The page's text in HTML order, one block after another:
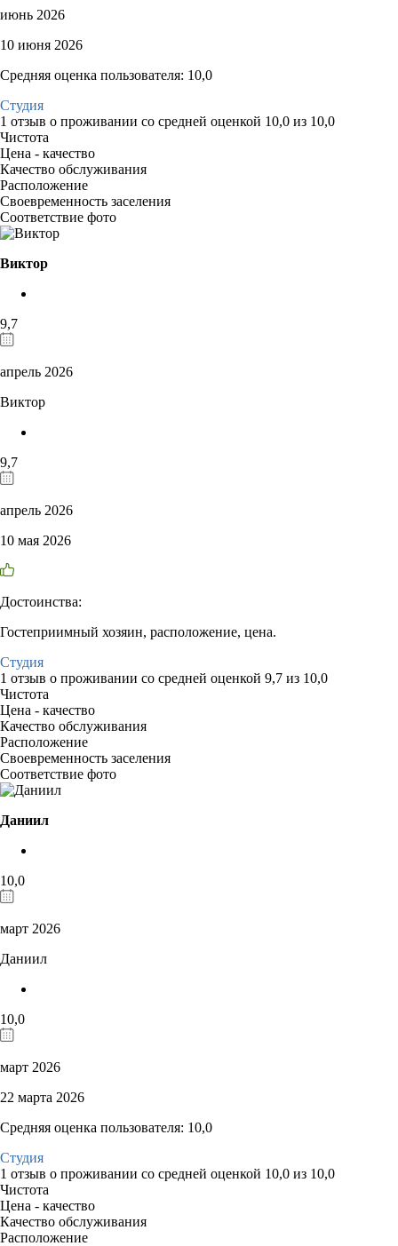
июнь 2026
10 июня 2026
Средняя оценка пользователя: 10,0
Студия
1 отзыв о проживании со средней оценкой 10,0 из 10,0
Чистота
Цена - качество
Качество обслуживания
Расположение
Своевременность заселения
Соответствие фото
Виктор
9,7
апрель 2026
Виктор
9,7
апрель 2026
10 мая 2026
Достоинства:
Гостеприимный хозяин, расположение, цена.
Студия
1 отзыв о проживании со средней оценкой 9,7 из 10,0
Чистота
Цена - качество
Качество обслуживания
Расположение
Своевременность заселения
Соответствие фото
Даниил
10,0
март 2026
Даниил
10,0
март 2026
22 марта 2026
Средняя оценка пользователя: 10,0
Студия
1 отзыв о проживании со средней оценкой 10,0 из 10,0
Чистота
Цена - качество
Качество обслуживания
Расположение